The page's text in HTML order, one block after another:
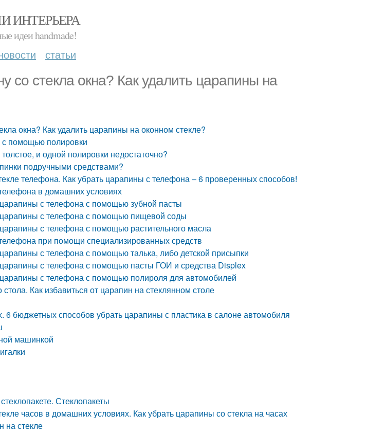
ИНТЕРЬЕРА
идеи handmade!
статьи
со стекла окна? Как удалить царапины на
окна? Как удалить царапины на оконном стекле?
с помощью полировки
и одной полировки недостаточно?
подручными средствами?
телефона. Как убрать царапины с телефона – 6 проверенных способов!
в домашних условиях
с телефона с помощью зубной пасты
с телефона с помощью пищевой соды
с телефона с помощью растительного масла
при помощи специализированных средств
с телефона с помощью талька, либо детской присыпки
с телефона с помощью пасты ГОИ и средства Displex
с телефона с помощью полироля для автомобилей
Как избавиться от царапин на стеклянном столе
6 бюджетных способов убрать царапины с пластика в салоне автомобиля
машинкой
Стеклопакеты
часов в домашних условиях. Как убрать царапины со стекла на часах
на стекле